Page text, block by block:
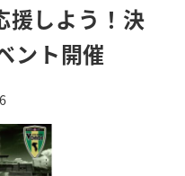
援しよう！決
ント開催